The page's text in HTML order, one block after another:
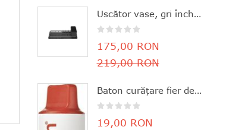
Uscător vase, gri închis, aluminiu+plastic, 46.3x20x12.6 cm, Brabantia - 8710755117268
175,00 RON
219,00 RON
Baton curăţare fier de călcat, parfum de lămâie, 11.8x3 cm, Rayen - 8412955061630
19,00 RON